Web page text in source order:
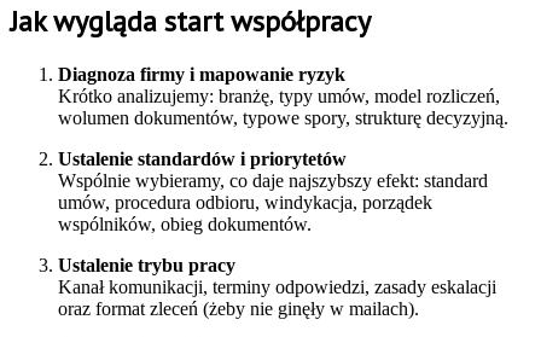
Jak wygląda start współpracy
Diagnoza firmy i mapowanie ryzyk
Krótko analizujemy: branżę, typy umów, model rozliczeń,
wolumen dokumentów, typowe spory, strukturę decyzyjną.
Ustalenie standardów i priorytetów
Wspólnie wybieramy, co daje najszybszy efekt: standard
umów, procedura odbioru, windykacja, porządek
wspólników, obieg dokumentów.
Ustalenie trybu pracy
Kanał komunikacji, terminy odpowiedzi, zasady eskalacji
oraz format zleceń (żeby nie ginęły w mailach).